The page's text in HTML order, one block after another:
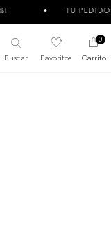
TU PEDIDO PUEDE
Buscar Favoritos
0
Carrito